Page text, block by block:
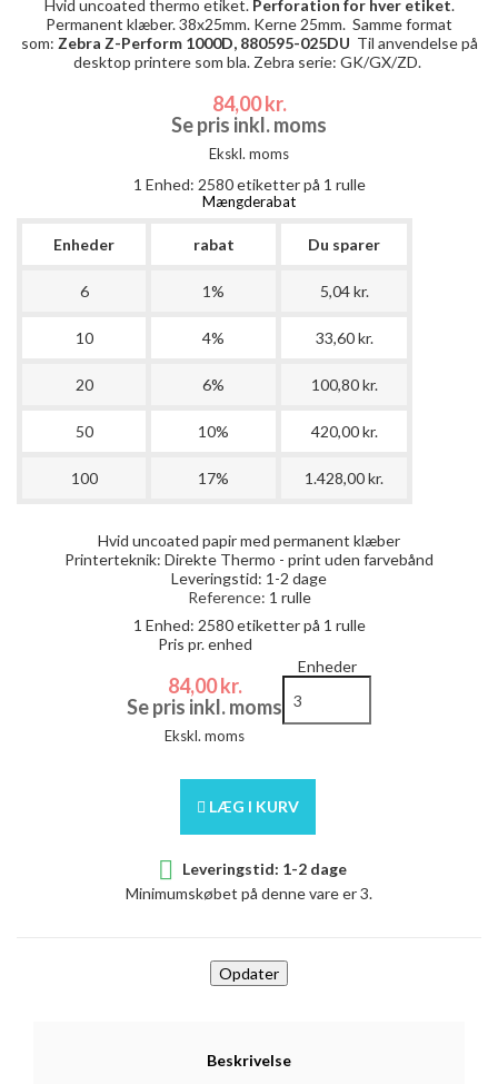
Hvid uncoated thermo etiket. Perforation for hver etiket.
Permanent klæber. 38x25mm. Kerne 25mm. Samme format
som: Zebra Z-Perform 1000D, 880595-025DU Til anvendelse på
desktop printere som bla. Zebra serie: GK/GX/ZD.
84,00 kr.
Se pris inkl. moms
Ekskl. moms
1 Enhed: 2580etiketter på 1 rulle
Mængderabat
Enheder rabat Du sparer
6 1% 5,04 kr.
10 4% 33,60 kr.
20 6% 100,80 kr.
50 10% 420,00 kr.
100 17% 1.428,00 kr.
Hvid uncoated papir med permanent klæber
Printerteknik: Direkte Thermo - print uden farvebånd
Leveringstid: 1-2 dage
Reference: 1 rulle
1 Enhed: 2580etiketter på 1 rulle
Pris pr. enhed
84,00 kr.
Se pris inkl. moms
Ekskl. moms
Enheder
LÆG I KURV

Leveringstid: 1-2 dage
Minimumskøbet på denne vare er 3.
Beskrivelse